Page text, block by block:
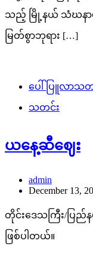
သည့် မြို့နယ် သံဃနာယ
မြတ်စွာဘုရား […]
ပေါ်ပြူလာသတင်
သတင်း
ယနေ့ဆီဈေး
admin
December 13,
တိုင်းဒေသကြီး/ပြည်
ဖြစ်ပါတယ်။